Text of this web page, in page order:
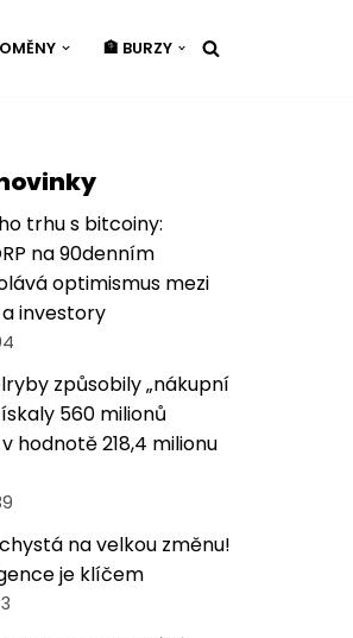
🏦 BURZY
trhu s bitcoiny:
na 90denním
optimismus mezi
investory
způsobily „nákupní
560 milionů
hodnotě 218,4 milionu
na velkou změnu!
je klíčem